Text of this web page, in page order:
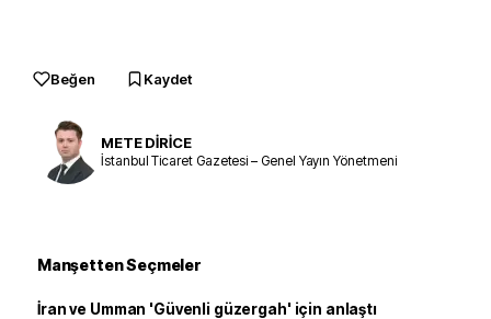
Beğen Kaydet
METE DİRİCE
İstanbul Ticaret Gazetesi – Genel Yayın Yönetmeni
Manşetten Seçmeler
İran ve Umman 'Güvenli güzergah' için anlaştı